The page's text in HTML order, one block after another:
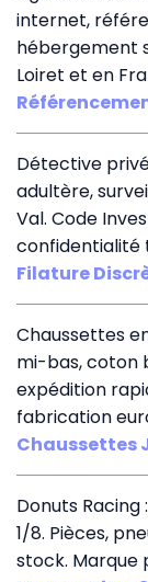
internet,
hébergement
Loiret et en
Détective
adultère,
Val. Code
confidentialité
Filature
Chaussettes
mi-bas, coton
expédition
fabrication
Chaussettes
Donuts Racing
1/8. Pièces,
stock. Marque